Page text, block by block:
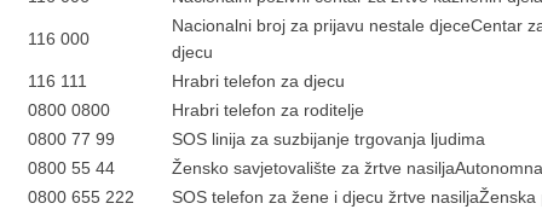
116 000
Nacionalni broj za prijavu nestale djeceCentar
djecu
116 111
Hrabri telefon za djecu
0800 0800
Hrabri telefon za roditelje
0800 77 99
SOS linija za suzbijanje trgovanja ljudima
0800 55 44
Žensko savjetovalište za žrtve
0800 655 222
SOS telefon za žene i djecu žrtve